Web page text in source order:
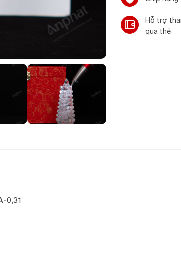
Hỗ trợ
qua thẻ
0,31